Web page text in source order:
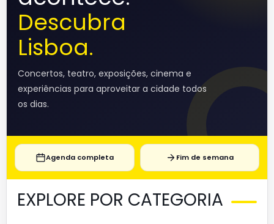
Descubra
Lisboa.
Concertos, teatro, exposições, cinema e
experiências para aproveitar a cidade todos
os dias.
Agenda completa Fim de semana
EXPLORE POR CATEGORIA